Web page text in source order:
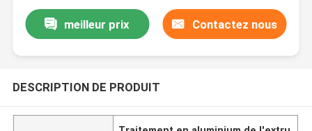
meilleur prix Contactez nous
DESCRIPTION DE PRODUIT